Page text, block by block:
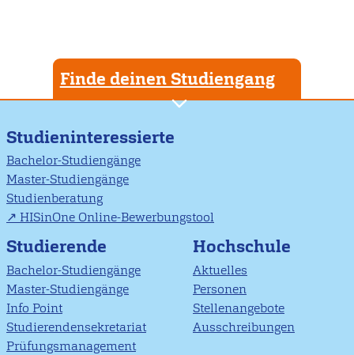
Finde deinen Studiengang
Studieninteressierte
Bachelor-Studiengänge
Master-Studiengänge
Studienberatung
HISinOne Online-Bewerbungstool
Studierende
Bachelor-Studiengänge
Master-Studiengänge
Info Point
Studierendensekretariat
Prüfungsmanagement
Hochschule
Aktuelles
Personen
Stellenangebote
Ausschreibungen